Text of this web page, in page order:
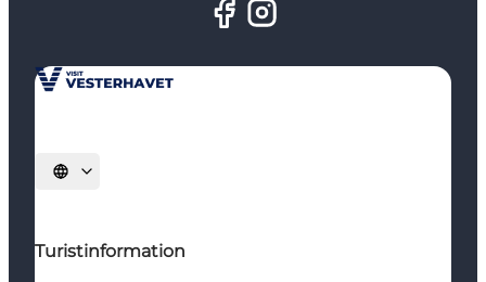
Vælg sprog
Turistinformation